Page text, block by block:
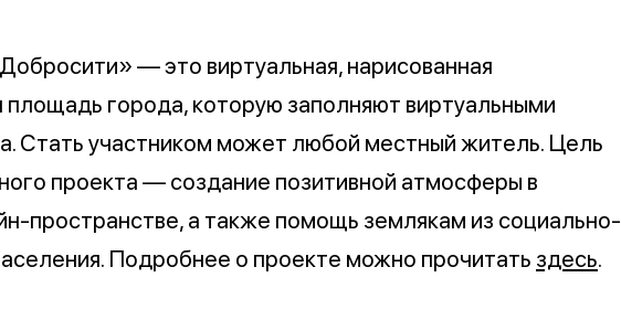
— это виртуальная, нарисованная
города, которую заполняют виртуальными
Стать участником может любой местный житель. Цель
проекта — создание позитивной атмосферы в
пространстве, а также помощь землякам из социально-
Подробнее о проекте можно прочитать здесь.